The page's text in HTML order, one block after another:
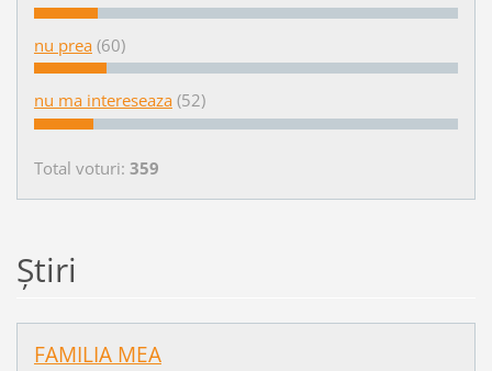
nu prea (60)
nu ma intereseaza (52)
Total voturi: 359
Ştiri
FAMILIA MEA